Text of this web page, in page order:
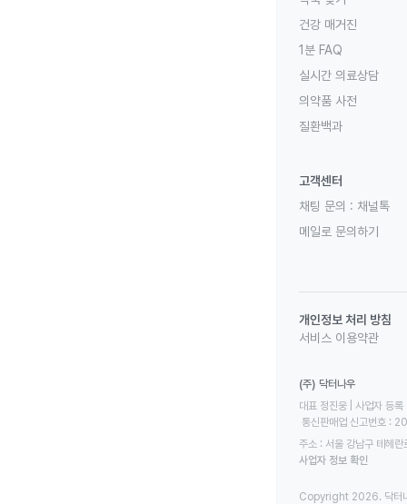
건강 매거진
1분 FAQ
실시간 의료상담
의약품 사전
질환백과
고객센터
채팅 문의 : 채널톡
메일로 문의하기
개인정보 처리 방침
서비스 이용약관
(주) 닥터나우
대표 정진웅 | 사업자
통신판매업 신고번호
주소 : 서울 강남구 테헤
사업자 정보 확인
Copyright 2026. 닥터